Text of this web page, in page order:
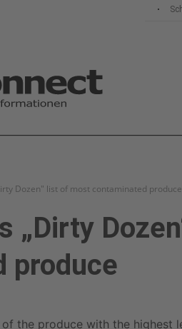
Dozen" list of most contaminated produce
„Dirty
produce
of the produce with the